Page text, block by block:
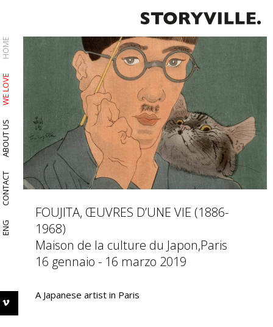
ENG
CONTACT
ABOUT US
WE LOVE
HOME
FOUJITA, ŒUVRES D’UNE VIE (1886-
1968)
Maison de la culture du Japon,Paris
16 gennaio - 16 marzo 2019
A Japanese artist in Paris